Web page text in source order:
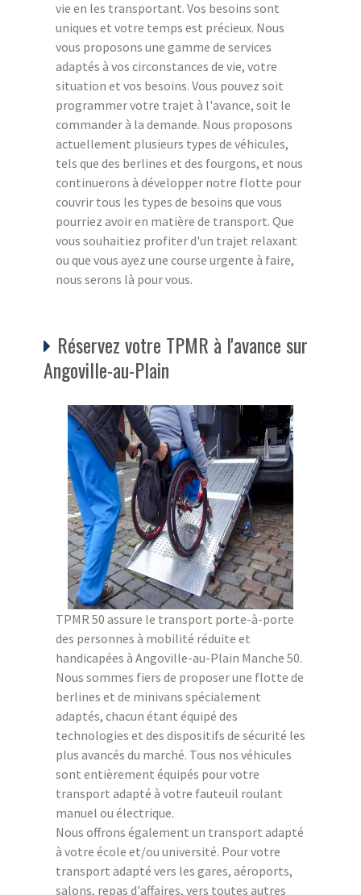
vie en les transportant. Vos besoins sont
uniques et votre temps est précieux. Nous
vous proposons une gamme de services
adaptés à vos circonstances de vie, votre
situation et vos besoins. Vous pouvez soit
programmer votre trajet à l'avance, soit le
commander à la demande. Nous proposons
actuellement plusieurs types de véhicules,
tels que des berlines et des fourgons, et nous
continuerons à développer notre flotte pour
couvrir tous les types de besoins que vous
pourriez avoir en matière de transport. Que
vous souhaitiez profiter d'un trajet relaxant
ou que vous ayez une course urgente à faire,
nous serons là pour vous.
Réservez votre TPMR à l'avance sur
Angoville-au-Plain
TPMR 50 assure le transport porte-à-porte
des personnes à mobilité réduite et
handicapées à Angoville-au-Plain Manche 50.
Nous sommes fiers de proposer une flotte de
berlines et de minivans spécialement
adaptés, chacun étant équipé des
technologies et des dispositifs de sécurité les
plus avancés du marché. Tous nos véhicules
sont entièrement équipés pour votre
transport adapté à votre fauteuil roulant
manuel ou électrique.
Nous offrons également un transport adapté
à votre école et/ou université. Pour votre
transport adapté vers les gares, aéroports,
salons, repas d'affaires, vers toutes autres